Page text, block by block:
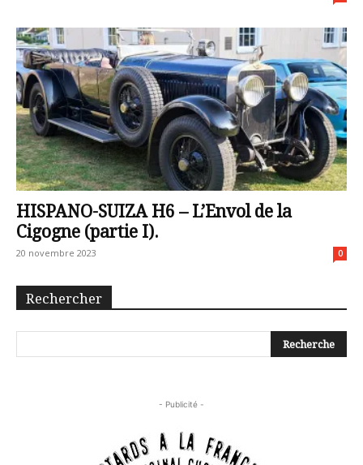
HISPANO-SUIZA H6 – L’Envol de la
Cigogne (partie I).
20 novembre 2023 0
Rechercher
- Publicité -